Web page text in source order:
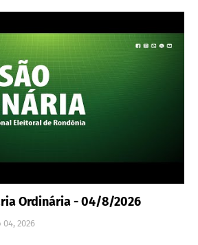
Ordinária - 04/8/2026
2026